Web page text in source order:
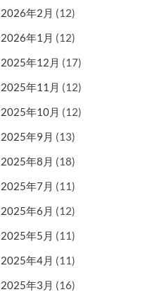
2026年2月 (12)
2026年1月 (12)
2025年12月 (17)
2025年11月 (12)
2025年10月 (12)
2025年9月 (13)
2025年8月 (18)
2025年7月 (11)
2025年6月 (12)
2025年5月 (11)
2025年4月 (11)
2025年3月 (16)